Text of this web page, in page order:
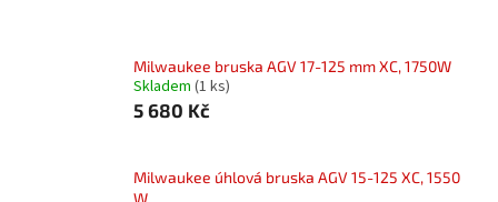
Milwaukee bruska AGV 17-125 mm XC, 1750W
Skladem (1 ks)
5 680 Kč
Milwaukee úhlová bruska AGV 15-125 XC, 1550